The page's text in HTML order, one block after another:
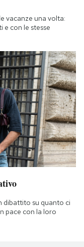
vacanze una volta:
e con le stesse
dibattito su quanto ci
pace con la loro